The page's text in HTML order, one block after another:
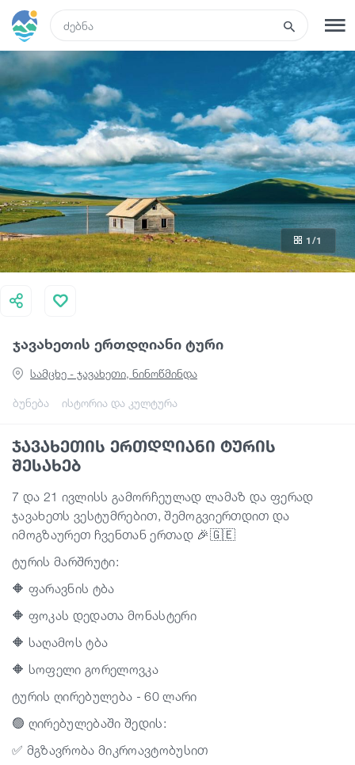
რეგისტრაცია
რა ვნახოთ
ტურები
მარშრუტები
სასტუმროები
კვება და ღვინო
სტატიები
ტრანსპორტი
ივენთები
დაგეგმე მოგზაურობა
საქართველო
ჯავახეთის ერთდღიანი ტური
ბუნება ისტორია და კულტურა
სამცხე - ჯავახეთი, ნინოწმინდა
1 /1
ჯავახეთის ერთდღიანი ტურის
შესახებ
7 და 21 ივლისს გამორჩეულად ლამაზ და ფერად
ჯავახეთს ვესტუმრებით, შემოგვიერთდით და
იმოგზაურეთ ჩვენთან ერთად 🎉🇬🇪
ტურის მარშრუტი:
🔶 ფარავნის ტბა
🔶 ფოკას დედათა მონასტერი
🔶 საღამოს ტბა
🔶 სოფელი გორელოვკა
ტურის ღირებულება - 60 ლარი
🟢 ღირებულებაში შედის:
✅ მგზავრობა მიკროავტობუსით